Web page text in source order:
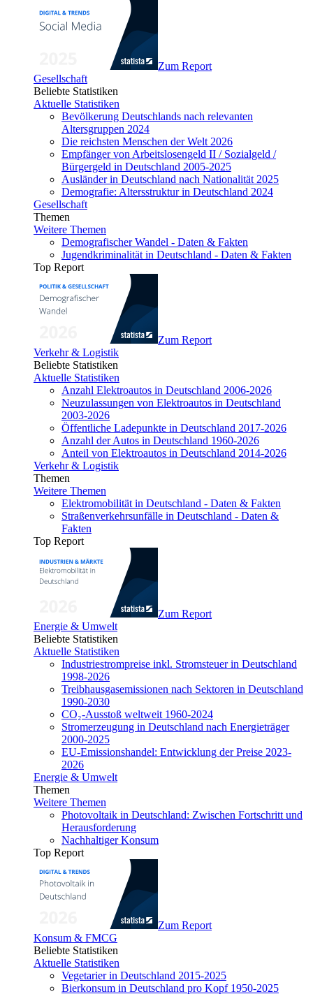
Zum Report
Gesellschaft
Beliebte Statistiken
Aktuelle Statistiken
Bevölkerung Deutschlands nach relevanten
Altersgruppen 2024
Die reichsten Menschen der Welt 2026
Empfänger von Arbeitslosengeld II / Sozialgeld /
Bürgergeld in Deutschland 2005-2025
Ausländer in Deutschland nach Nationalität 2025
Demografie: Altersstruktur in Deutschland 2024
Gesellschaft
Themen
Weitere Themen
Demografischer Wandel - Daten & Fakten
Jugendkriminalität in Deutschland - Daten & Fakten
Top Report
Zum Report
Verkehr & Logistik
Beliebte Statistiken
Aktuelle Statistiken
Anzahl Elektroautos in Deutschland 2006-2026
Neuzulassungen von Elektroautos in Deutschland
2003-2026
Öffentliche Ladepunkte in Deutschland 2017-2026
Anzahl der Autos in Deutschland 1960-2026
Anteil von Elektroautos in Deutschland 2014-2026
Verkehr & Logistik
Themen
Weitere Themen
Elektromobilität in Deutschland - Daten & Fakten
Straßenverkehrsunfälle in Deutschland - Daten &
Fakten
Top Report
Zum Report
Energie & Umwelt
Beliebte Statistiken
Aktuelle Statistiken
Industriestrompreise inkl. Stromsteuer in Deutschland
1998-2026
Treibhausgasemissionen nach Sektoren in Deutschland
1990-2030
CO₂-Ausstoß weltweit 1960-2024
Stromerzeugung in Deutschland nach Energieträger
2000-2025
EU-Emissionshandel: Entwicklung der Preise 2023-
2026
Energie & Umwelt
Themen
Weitere Themen
Photovoltaik in Deutschland: Zwischen Fortschritt und
Herausforderung
Nachhaltiger Konsum
Top Report
Zum Report
Konsum & FMCG
Beliebte Statistiken
Aktuelle Statistiken
Vegetarier in Deutschland 2015-2025
Bierkonsum in Deutschland pro Kopf 1950-2025